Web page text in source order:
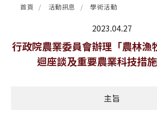
法規修訂
補助獎項
首頁 活動訊息 學術活動
2023.04.27
最新消息
行政院農業委員會辦理「農林漁
迴座談及重要農業科技措施
主旨